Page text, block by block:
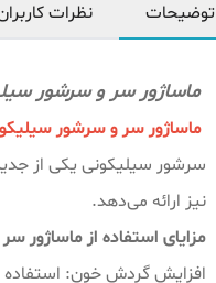
توضیحات نظرات
ماساژور سر و سرشور
ماساژور سر و سرشور
سرشور سیلیکونی یکی از
نیز ارائه می‌دهد.
مزایای استفاده از ماساژور سر
افزایش گردش خون: